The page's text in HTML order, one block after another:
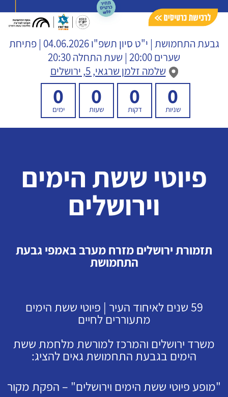
גבעת התחמושת | י"ט סיון תשפ"ו
04.06.2026 | פתיחת
שערים 20:00 | שעת התחלה 20:30
שלמה זלמן שרגאי, 5, ירושלים
0
שניות
0
דקות
0
שעות
0
ימים
פיוטי ששת הימים
וירושלים
תזמורת ירושלים מזרח מערב באמפי גבעת
התחמושת
59 שנים לאיחוד העיר | פיוטי ששת הימים
מתעוררים לחיים
משרד ירושלים והמרכז למורשת מלחמת ששת
הימים בגבעת התחמושת גאים להציג:
"מופע פיוטי ששת הימים וירושלים" – הפקת מקור